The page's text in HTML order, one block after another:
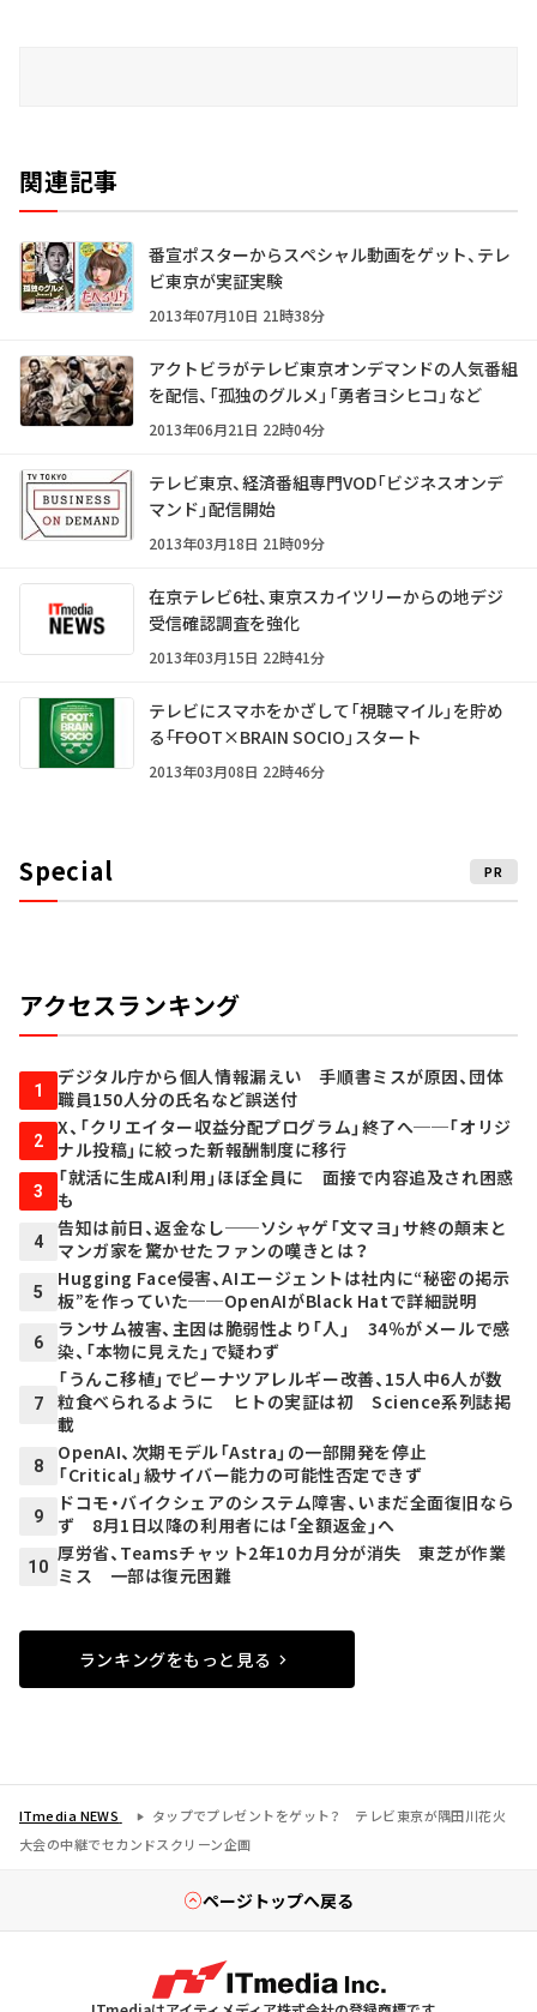
関連記事
番宣ポスターからスペシャル動画をゲット、テレ
ビ東京が実証実験
2013年07月10日 21時38分
アクトビラがテレビ東京オンデマンドの人気番組
を配信、「孤独のグルメ」「勇者ヨシヒコ」など
2013年06月21日 22時04分
テレビ東京、経済番組専門VOD「ビジネスオンデ
マンド」配信開始
2013年03月18日 21時09分
在京テレビ6社、東京スカイツリーからの地デジ
受信確認調査を強化
2013年03月15日 22時41分
テレビにスマホをかざして「視聴マイル」を貯め
る――「FOOT×BRAIN SOCIO」スタート
2013年03月08日 22時46分
Special PR
アクセスランキング
1
デジタル庁から個人情報漏えい 手順書ミスが原因、団体
職員150人分の氏名など誤送付
2
X、「クリエイター収益分配プログラム」終了へ──「オリジ
ナル投稿」に絞った新報酬制度に移行
3
「就活に生成AI利用」ほぼ全員に 面接で内容追及され困惑
も
4
告知は前日、返金なし──ソシャゲ「文マヨ」サ終の顛末と
マンガ家を驚かせたファンの嘆きとは？
5
Hugging Face侵害、AIエージェントは社内に“秘密の掲示
板”を作っていた──OpenAIがBlack Hatで詳細説明
6
ランサム被害、主因は脆弱性より「人」 34％がメールで感
染、「本物に見えた」で疑わず
7
「うんこ移植」でピーナツアレルギー改善、15人中6人が数
粒食べられるように ヒトの実証は初 Science系列誌掲
載
8
OpenAI、次期モデル「Astra」の一部開発を停止
「Critical」級サイバー能力の可能性否定できず
9
ドコモ・バイクシェアのシステム障害、いまだ全面復旧なら
ず 8月1日以降の利用者には「全額返金」へ
10
厚労省、Teamsチャット2年10カ月分が消失 東芝が作業
ミス 一部は復元困難
ランキングをもっと見る
ITmedia NEWS
タップでプレゼントをゲット？ テレビ東京が隅田川花火
大会の中継でセカンドスクリーン企画
ページトップへ戻る